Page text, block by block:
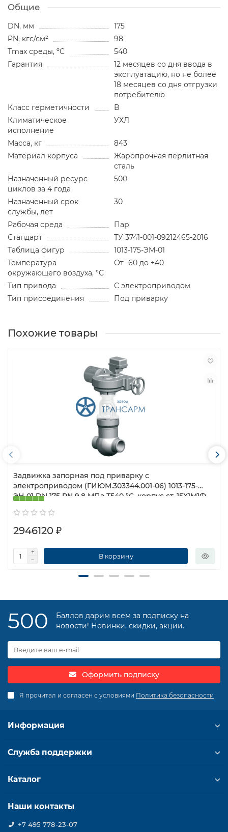
Общие
DN, мм
175
PN, кгс/см²
98
Tmax среды, ºC
540
Гарантия
12 месяцев со дня ввода в
эксплуатацию, но не более
18 месяцев со дня отгрузки
потребителю
Класс герметичности
В
Климатическое
исполнение
УХЛ
Масса, кг
843
Материал корпуса
Жаропрочная перлитная
сталь
Назначенный ресурс
циклов за 4 года
500
Назначенный срок
службы, лет
30
Рабочая среда
Пар
Стандарт
ТУ 3741-001-09212465-2016
Таблица фигур
1013-175-ЭМ-01
Температура
окружающего воздуха, °С
От -60 до +40
Тип привода
С электроприводом
Тип присоединения
Под приварку
Похожие товары
Задвижка запорная под приварку с
электроприводом (ГИЮМ.303344.001-06) 1013-175-
ЭН-01 DN 175 PN 9,8 МПа Т540 °С, корпус ст. 15Х1М1Ф
2946120 ₽
В корзину
500
Баллов дарим всем за подписку на
новости! Новинки, скидки, акции.
Оформить подписку
Я прочитал и согласен с условиями Политика безопасности
Информация
Служба поддержки
Каталог
Наши контакты
+7 495 778-23-07